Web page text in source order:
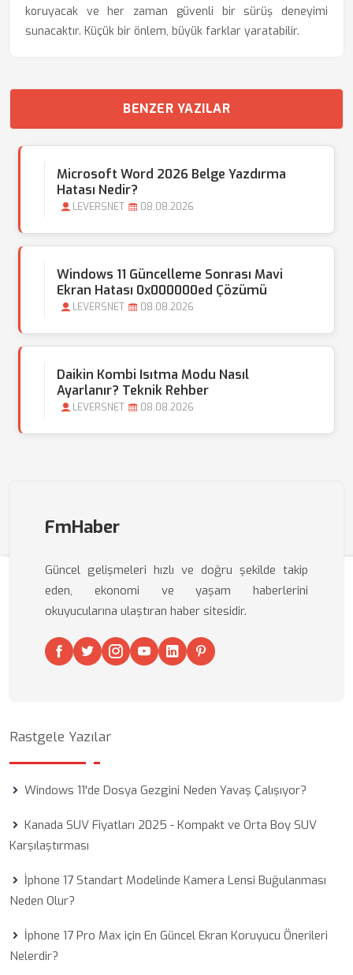
koruyacak ve her zaman güvenli bir sürüş deneyimi
sunacaktır. Küçük bir önlem, büyük farklar yaratabilir.
BENZER YAZILAR
Microsoft Word 2026 Belge Yazdırma
Hatası Nedir?
LEVERSNET 08.08.2026
Windows 11 Güncelleme Sonrası Mavi
Ekran Hatası 0x000000ed Çözümü
LEVERSNET 08.08.2026
Daikin Kombi Isıtma Modu Nasıl
Ayarlanır? Teknik Rehber
LEVERSNET 08.08.2026
FmHaber
Güncel gelişmeleri hızlı ve doğru şekilde takip
eden, ekonomi ve yaşam haberlerini
okuyucularına ulaştıran haber sitesidir.
Rastgele Yazılar
Windows 11'de Dosya Gezgini Neden Yavaş Çalışıyor?
Kanada SUV Fiyatları 2025 - Kompakt ve Orta Boy SUV
Karşılaştırması
İphone 17 Standart Modelinde Kamera Lensi Buğulanması
Neden Olur?
İphone 17 Pro Max için En Güncel Ekran Koruyucu Önerileri
Nelerdir?